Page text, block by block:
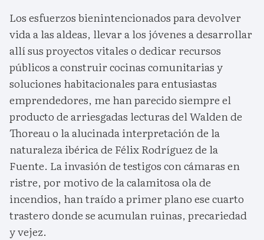
Los esfuerzos bienintencionados para devolver
vida a las aldeas, llevar a los jóvenes a desarrollar
allí sus proyectos vitales o dedicar recursos
públicos a construir cocinas comunitarias y
soluciones habitacionales para entusiastas
emprendedores, me han parecido siempre el
producto de arriesgadas lecturas del Walden de
Thoreau o la alucinada interpretación de la
naturaleza ibérica de Félix Rodríguez de la
Fuente. La invasión de testigos con cámaras en
ristre, por motivo de la calamitosa ola de
incendios, han traído a primer plano ese cuarto
trastero donde se acumulan ruinas, precariedad
y vejez.